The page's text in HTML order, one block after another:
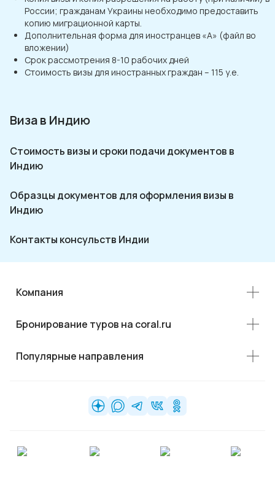
России; гражданам Украины необходимо предоставить
копию миграционной карты.
Дополнительная форма для иностранцев «А» (файл во
вложении)
Срок рассмотрения 8-10 рабочих дней
Стоимость визы для иностранных граждан – 115 у.е.
Виза в Индию
Стоимость визы и сроки подачи документов в
Индию
Образцы документов для оформления визы в
Индию
Контакты консульств Индии
Компания
Бронирование туров на coral.ru
Популярные направления